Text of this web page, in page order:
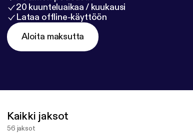
20 kuunteluaikaa / kuukausi
Lataa offline-käyttöön
Aloita maksutta
Kaikki jaksot
56 jaksot